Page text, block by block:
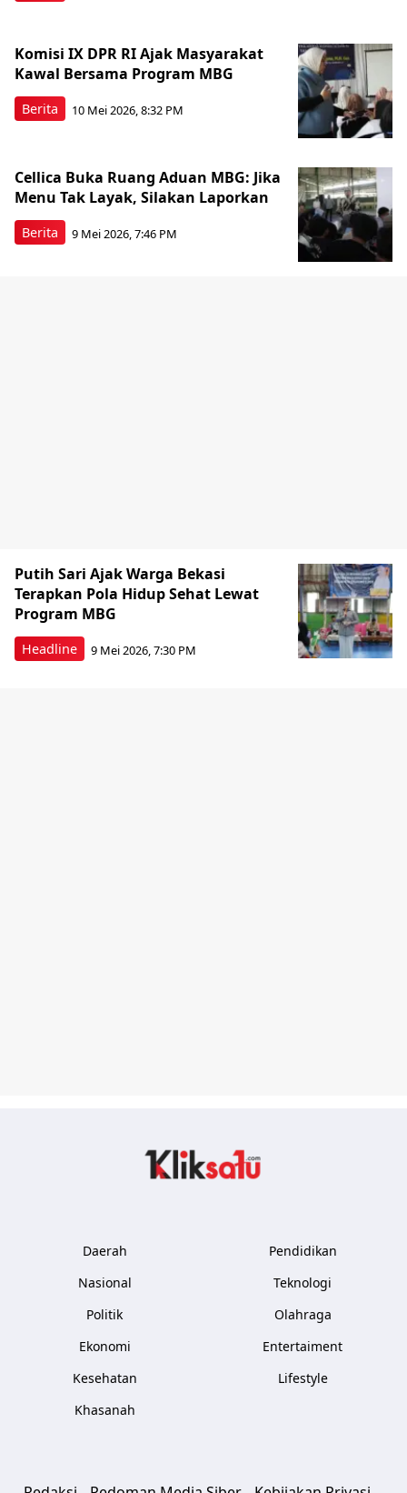
Berita
Komisi IX DPR RI Ajak Masyarakat
Kawal Bersama Program MBG
10 Mei 2026, 8:32 PM
Berita
Cellica Buka Ruang Aduan MBG: Jika
Menu Tak Layak, Silakan Laporkan
9 Mei 2026, 7:46 PM
Headline
Putih Sari Ajak Warga Bekasi
Terapkan Pola Hidup Sehat Lewat
Program MBG
9 Mei 2026, 7:30 PM
Daerah
Nasional
Politik
Ekonomi
Kesehatan
Khasanah
Pendidikan
Teknologi
Olahraga
Entertaiment
Lifestyle